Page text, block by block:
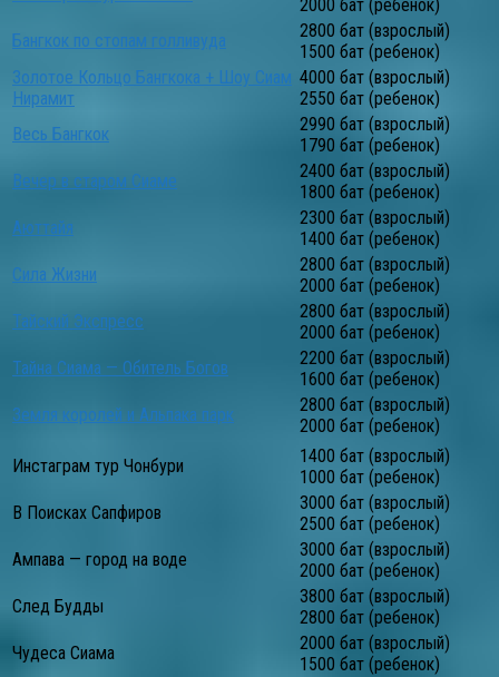
2000 бат (ребенок)
Бангкок по стопам голливуда
2800 бат (взрослый)
1500 бат (ребенок)
Золотое Кольцо Бангкока + Шоу Сиам
Нирамит
4000 бат (взрослый)
2550 бат (ребенок)
Весь Бангкок
2990 бат (взрослый)
1790 бат (ребенок)
Вечер в старом Сиаме
2400 бат (взрослый)
1800 бат (ребенок)
Аюттайя
2300 бат (взрослый)
1400 бат (ребенок)
Сила Жизни
2800 бат (взрослый)
2000 бат (ребенок)
Тайский Экспресс
2800 бат (взрослый)
2000 бат (ребенок)
Тайна Сиама — Обитель Богов
2200 бат (взрослый)
1600 бат (ребенок)
Земля королей и Альпака парк
2800 бат (взрослый)
2000 бат (ребенок)
Инстаграм тур Чонбури
1400 бат (взрослый)
1000 бат (ребенок)
В Поисках Сапфиров
3000 бат (взрослый)
2500 бат (ребенок)
Ампава — город на воде
3000 бат (взрослый)
2000 бат (ребенок)
След Будды
3800 бат (взрослый)
2800 бат (ребенок)
Чудеса Сиама
2000 бат (взрослый)
1500 бат (ребенок)